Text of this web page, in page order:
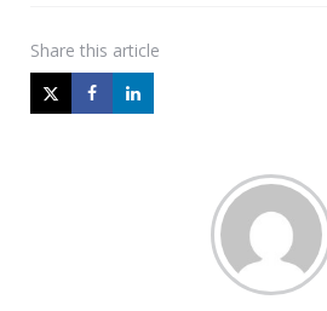
Share this article